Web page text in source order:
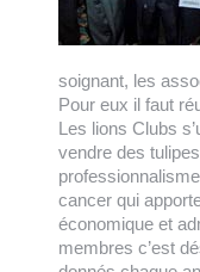
soignant, les
Pour eux il faut
Les lions Clubs
vendre des
cancer qui
économique et
membres c’est